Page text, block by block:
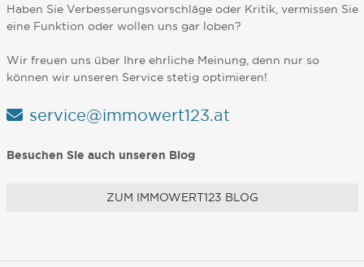
Haben Sie Verbesserungsvorschläge oder Kritik, vermissen Sie
eine Funktion oder wollen uns gar loben?
Wir freuen uns über Ihre ehrliche Meinung, denn nur so
können wir unseren Service stetig optimieren!
service@immowert123.at
Besuchen Sie auch unseren Blog
ZUM IMMOWERT123 BLOG